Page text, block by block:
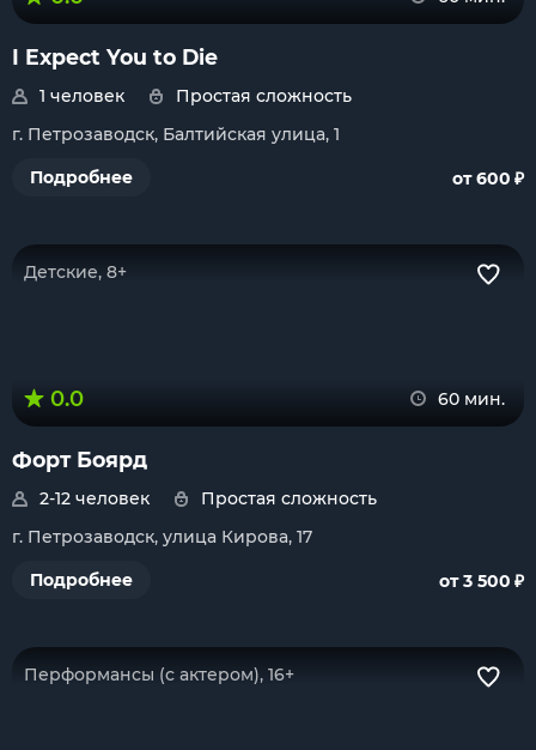
I Expect You to Die
1 человек
Простая сложность
г. Петрозаводск, Балтийская улица, 1
Подробнее
от 600 ₽
Детские, 8+
0.0 60 мин.
Форт Боярд
2-12 человек
Простая сложность
г. Петрозаводск, улица Кирова, 17
Подробнее
от 3 500 ₽
Перформансы (с актером), 16+